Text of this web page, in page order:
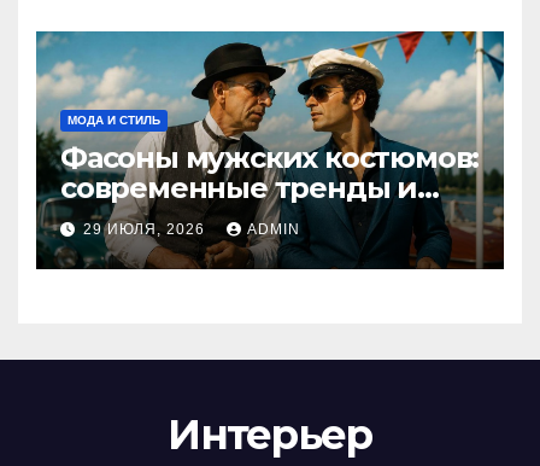
МОДА И СТИЛЬ
Фасоны мужских костюмов:
современные тренды и
классика
29 ИЮЛЯ, 2026 ADMIN
Интерьер